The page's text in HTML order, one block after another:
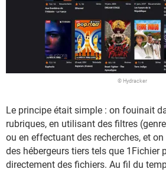
© Hydracker
Le principe était simple : on fouinait
rubriques, en utilisant des filtres
ou en effectuant des recherches, et
des hébergeurs tiers tels que 1Fichier
directement des fichiers. Au fil du